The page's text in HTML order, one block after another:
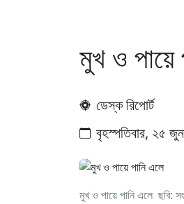
মুখ ও পায়ে
ডেস্ক রিপোর্ট
বৃহস্পতিবার, ২৫
মুখ ও পায়ে পানি এলে ছবি: